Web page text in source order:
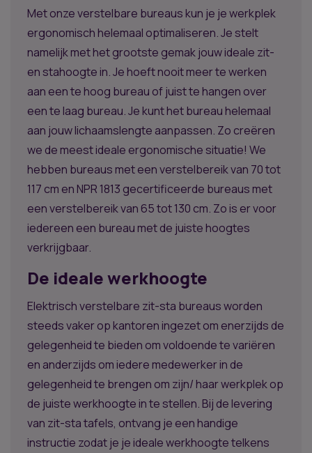
Met onze verstelbare bureaus kun je je werkplek
ergonomisch helemaal optimaliseren. Je stelt
namelijk met het grootste gemak jouw ideale zit-
en stahoogte in. Je hoeft nooit meer te werken
aan een te hoog bureau of juist te hangen over
een te laag bureau. Je kunt het bureau helemaal
aan jouw lichaamslengte aanpassen. Zo creëren
we de meest ideale ergonomische situatie! We
hebben bureaus met een verstelbereik van 70 tot
117 cm en NPR 1813 gecertificeerde bureaus met
een verstelbereik van 65 tot 130 cm. Zo is er voor
iedereen een bureau met de juiste hoogtes
verkrijgbaar.
De ideale werkhoogte
Elektrisch verstelbare zit-sta bureaus worden
steeds vaker op kantoren ingezet om enerzijds de
gelegenheid te bieden om voldoende te variëren
en anderzijds om iedere medewerker in de
gelegenheid te brengen om zijn/ haar werkplek op
de juiste werkhoogte in te stellen. Bij de levering
van zit-sta tafels, ontvang je een handige
instructie zodat je je ideale werkhoogte telkens